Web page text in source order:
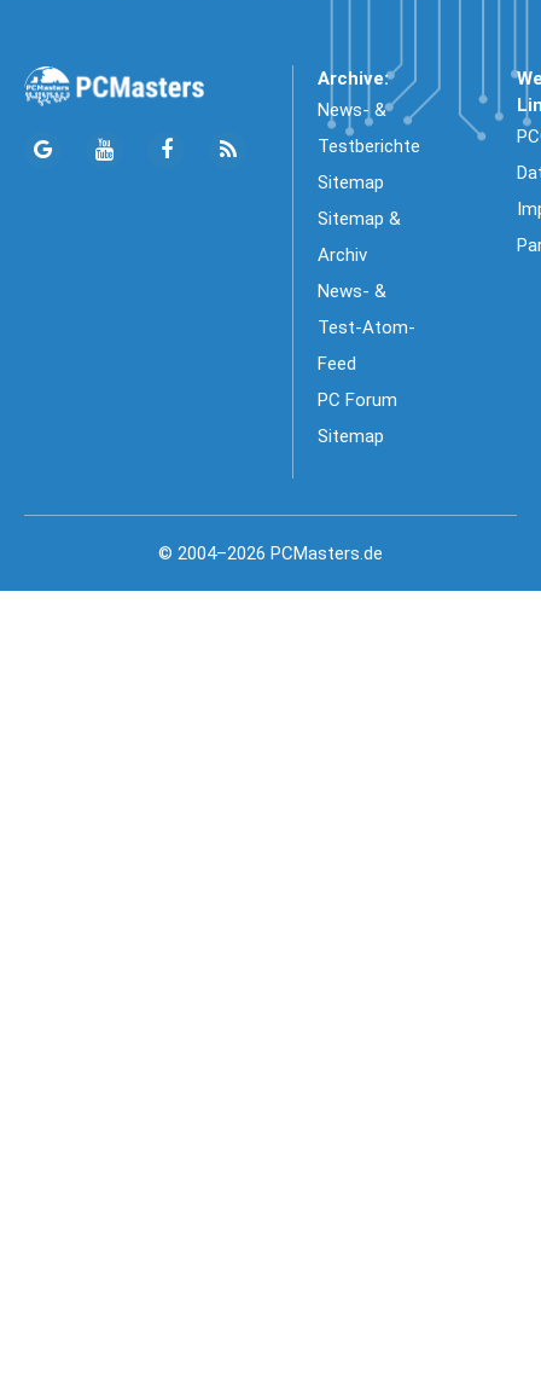
Archive:
News- &
Testberichte
Sitemap
Sitemap &
Archiv
News- &
Test-Atom-
Feed
PC Forum
Sitemap
© 2004–2026 PCMasters.de